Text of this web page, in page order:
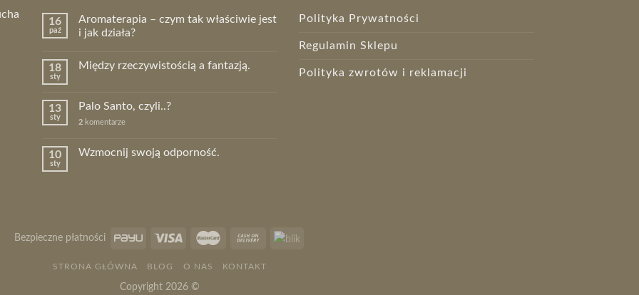
16
paź
Aromaterapia – czym tak właściwie jest
i jak działa?
18
sty
Między rzeczywistością a fantazją.
13
sty
Palo Santo, czyli..?
2 komentarze
10
sty
Wzmocnij swoją odporność.
Polityka Prywatności
Regulamin Sklepu
Polityka zwrotów i reklamacji
Bezpieczne płatności
STRONA GŁÓWNA BLOG O NAS KONTAKT
Copyright 2026 ©